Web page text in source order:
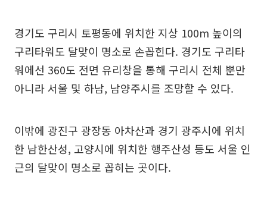
경기도 구리시 토평동에 위치한 지상 100m 높이의
구리타워도 달맞이 명소로 손꼽힌다. 경기도 구리타
워에선 360도 전면 유리창을 통해 구리시 전체 뿐만
아니라 서울 및 하남, 남양주시를 조망할 수 있다.
이밖에 광진구 광장동 아차산과 경기 광주시에 위치
한 남한산성, 고양시에 위치한 행주산성 등도 서울 인
근의 달맞이 명소로 꼽히는 곳이다.